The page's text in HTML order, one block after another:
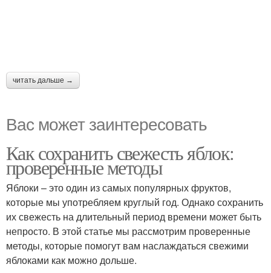
читать дальше →
Вас может заинтересовать
Как сохранить свежесть яблок:
проверенные методы
Яблоки – это один из самых популярных фруктов,
которые мы употребляем круглый год. Однако сохранить
их свежесть на длительный период времени может быть
непросто. В этой статье мы рассмотрим проверенные
методы, которые помогут вам наслаждаться свежими
яблоками как можно дольше.